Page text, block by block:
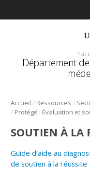
Département
Accueil / Ressources /
/
SOUTIEN À LA
Guide d’aide au
de soutien à la réussite